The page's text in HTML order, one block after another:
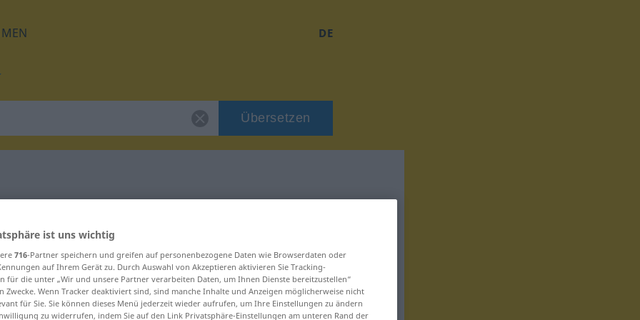
DE
Übersetzen
"ausgeleiert"
ist uns wichtig
716-Partner speichern und greifen auf personenbezogene Daten wie Browserdaten oder
auf Ihrem Gerät zu. Durch Auswahl von Akzeptieren aktivieren Sie Tracking-
für die unter „Wir und unsere Partner verarbeiten Daten, um Ihnen Dienste bereitzustellen“
Zwecke. Wenn Tracker deaktiviert sind, sind manche Inhalte und Anzeigen möglicherweise nicht
für Sie. Sie können dieses Menü jederzeit wieder aufrufen, um Ihre Einstellungen zu ändern
zu widerrufen, indem Sie auf den Link Privatsphäre-Einstellungen am unteren Rand der